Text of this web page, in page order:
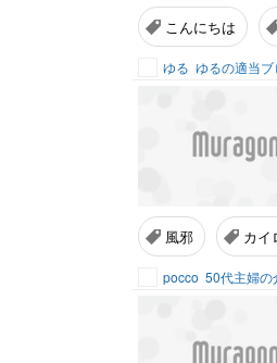
こんにちは
ゆる ゆるの適当ブ
風邪 カイ
pocco 50代主婦の